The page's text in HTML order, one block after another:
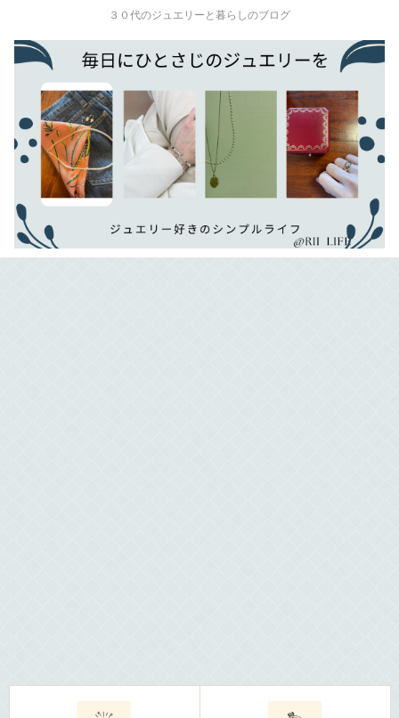
３０代のジュエリーと暮らしのブログ